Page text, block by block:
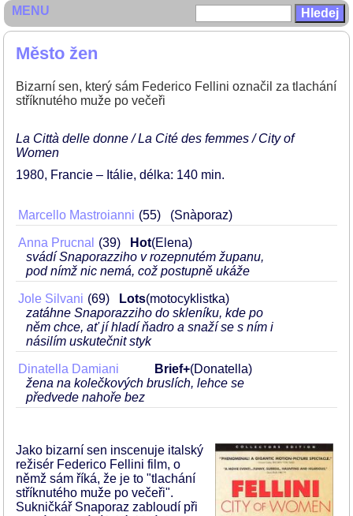
Město žen
Bizarní sen, který sám Federico Fellini označil za tlachání
stříknutého muže po večeři
La Città delle donne / La Cité des femmes / City of
Women
1980 Francie – Itálie délka: 140 min
Marcello Mastroianni 55 (Snàporaz)
Anna Prucnal 39 Hot(Elena)
svádí Snaporazziho v rozepnutém županu,
pod nímž nic nemá, což postupně ukáže
Jole Silvani 69 Lots(motocyklistka)
zatáhne Snaporazziho do skleníku, kde po
něm chce, ať jí hladí ňadro a snaží se s ním i
násilím uskutečnit styk
Dinatella Damiani Brief+(Donatella)
žena na kolečkových bruslích, lehce se
předvede nahoře bez
Jako bizarní sen inscenuje italský
režisér Federico Fellini film, o
němž sám říká, že je to "tlachání
stříknutého muže po večeři".
Sukničkář Snaporaz zabloudí při
MENU